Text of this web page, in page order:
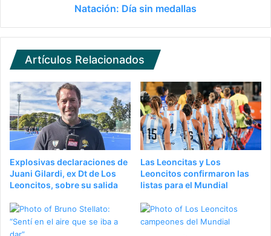
Natación: Día sin medallas
Artículos Relacionados
Explosivas declaraciones de
Juani Gilardi, ex Dt de Los
Leoncitos, sobre su salida
Las Leoncitas y Los
Leoncitos confirmaron las
listas para el Mundial